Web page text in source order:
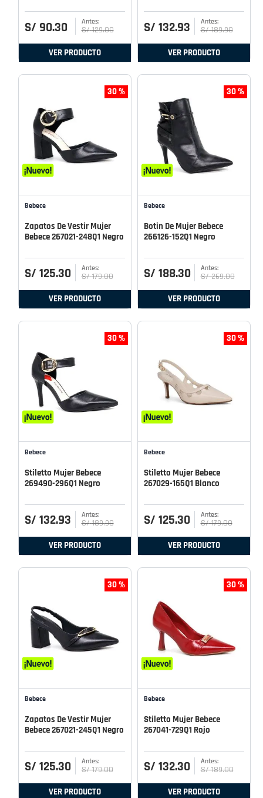
S/ 90.30 S/ 129.00
VER PRODUCTO
S/ 132.93 S/ 189.90
VER PRODUCTO
30 %
Bebece
Zapatos De Vestir Mujer
Bebece 267021-248Q1 Negro
S/ 125.30 S/ 179.00
VER PRODUCTO
30 %
Bebece
Botin De Mujer Bebece
266126-152Q1 Negro
S/ 188.30 S/ 269.00
VER PRODUCTO
30 %
Bebece
Stiletto Mujer Bebece
269490-296Q1 Negro
S/ 132.93 S/ 189.90
VER PRODUCTO
30 %
Bebece
Stiletto Mujer Bebece
267029-165Q1 Blanco
S/ 125.30 S/ 179.00
VER PRODUCTO
30 %
Bebece
Zapatos De Vestir Mujer
Bebece 267021-245Q1 Negro
S/ 125.30 S/ 179.00
VER PRODUCTO
30 %
Bebece
Stiletto Mujer Bebece
267041-729Q1 Rojo
S/ 132.30 S/ 189.00
VER PRODUCTO